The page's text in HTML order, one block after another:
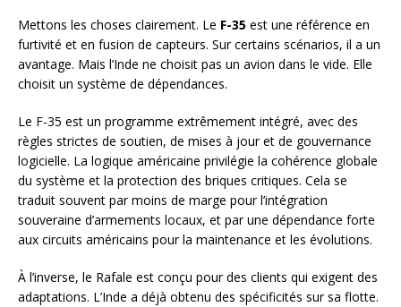
Mettons les choses clairement. Le F-35 est une référence en
furtivité et en fusion de capteurs. Sur certains scénarios, il a un
avantage. Mais l’Inde ne choisit pas un avion dans le vide. Elle
choisit un système de dépendances.
Le F-35 est un programme extrêmement intégré, avec des
règles strictes de soutien, de mises à jour et de gouvernance
logicielle. La logique américaine privilégie la cohérence globale
du système et la protection des briques critiques. Cela se
traduit souvent par moins de marge pour l’intégration
souveraine d’armements locaux, et par une dépendance forte
aux circuits américains pour la maintenance et les évolutions.
À l’inverse, le Rafale est conçu pour des clients qui exigent des
adaptations. L’Inde a déjà obtenu des spécificités sur sa flotte.